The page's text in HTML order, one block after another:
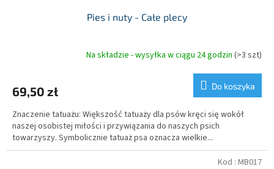
Pies i nuty - Całe plecy
Na składzie - wysyłka w ciągu 24 godzin (>3 szt)
69,50 zł Do koszyka
Znaczenie tatuażu: Większość tatuaży dla psów kręci się wokół
naszej osobistej miłości i przywiązania do naszych psich
towarzyszy. Symbolicznie tatuaż psa oznacza wielkie...
Kod : MB017